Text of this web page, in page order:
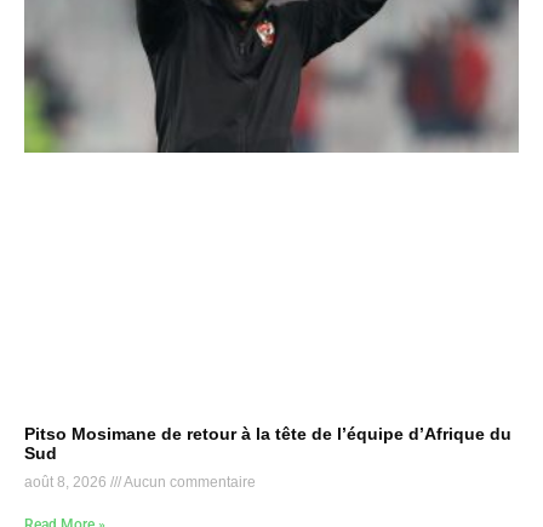
Pitso Mosimane de retour à la tête de l’équipe d’Afrique du
Sud
août 8, 2026 Aucun commentaire